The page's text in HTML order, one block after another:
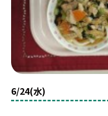
6/24(水)